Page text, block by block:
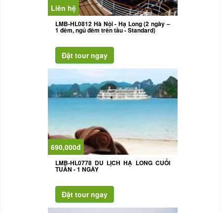
Liên hệ
LMB-HL0812 Hà Nội - Hạ Long (2 ngày –
1 đêm, ngủ đêm trên tầu - Standard)
690,000đ
LMB-HL0778 DU LỊCH HẠ LONG CUỐI
TUẦN - 1 NGÀY